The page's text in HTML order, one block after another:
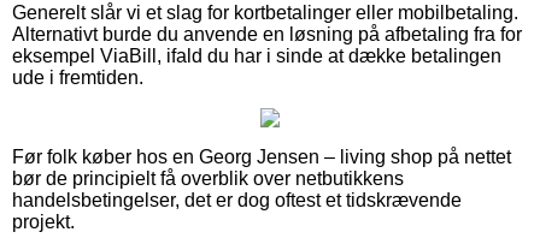
Generelt slår vi et slag for kortbetalinger eller mobilbetaling.
Alternativt burde du anvende en løsning på afbetaling fra for
eksempel ViaBill, ifald du har i sinde at dække betalingen
ude i fremtiden.
Før folk køber hos en Georg Jensen – living shop på nettet
bør de principielt få overblik over netbutikkens
handelsbetingelser, det er dog oftest et tidskrævende
projekt.